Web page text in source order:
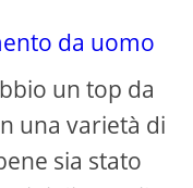
da uomo
un top da
una varietà di
sia stato